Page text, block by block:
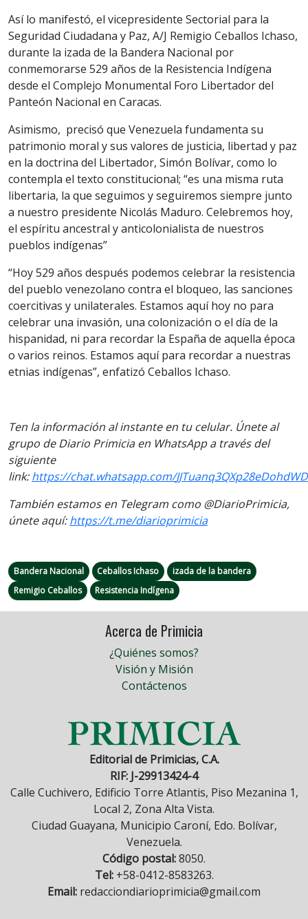
Así lo manifestó, el vicepresidente Sectorial para la
Seguridad Ciudadana y Paz, A/J Remigio Ceballos Ichaso,
durante la izada de la Bandera Nacional por
conmemorarse 529 años de la Resistencia Indígena
desde el Complejo Monumental Foro Libertador del
Panteón Nacional en Caracas.
Asimismo, precisó que Venezuela fundamenta su
patrimonio moral y sus valores de justicia, libertad y paz
en la doctrina del Libertador, Simón Bolívar, como lo
contempla el texto constitucional; “es una misma ruta
libertaria, la que seguimos y seguiremos siempre junto
a nuestro presidente Nicolás Maduro. Celebremos hoy,
el espíritu ancestral y anticolonialista de nuestros
pueblos indígenas”
“Hoy 529 años después podemos celebrar la resistencia
del pueblo venezolano contra el bloqueo, las sanciones
coercitivas y unilaterales. Estamos aquí hoy no para
celebrar una invasión, una colonización o el día de la
hispanidad, ni para recordar la España de aquella época
o varios reinos. Estamos aquí para recordar a nuestras
etnias indígenas”, enfatizó Ceballos Ichaso.
Ten la información al instante en tu celular. Únete al
grupo de Diario Primicia en WhatsApp a través del
siguiente
link:https://chat.whatsapp.com/
También estamos en Telegram como @DiarioPrimicia,
únete aquí:https://t.me/diarioprimicia
Bandera Nacional Ceballos Ichaso
izada de la bandera
Remigio Ceballos
Resistencia Indígena
Acerca de Primicia
¿Quiénes somos?
Visión y Misión
Contáctenos
Editorial de Primicias, C.A.
RIF: J-29913424-4
Calle Cuchivero, Edificio Torre Atlantis, Piso Mezanina 1,
Local 2, Zona Alta Vista.
Ciudad Guayana, Municipio Caroní, Edo. Bolívar,
Venezuela.
Código postal:8050.
Tel:+58-0412-8583263.
Email: redacciondiarioprimicia@gmail.com